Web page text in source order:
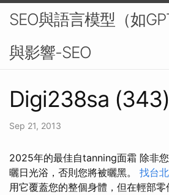
SEO與語言模型（如
與影響-SEO
Digi238sa (343)
Sep 21, 2013
2025年的最佳自tanning面霜 除非
曬日光浴，否則您將被曬黑。 找台
用它覆蓋您的整個身體，但在輕部零